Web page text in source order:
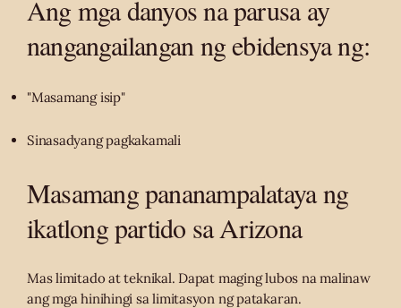
Ang mga danyos na parusa ay
nangangailangan ng ebidensya ng:
"Masamang isip"
Sinasadyang pagkakamali
Masamang pananampalataya ng
ikatlong partido sa Arizona
Mas limitado at teknikal. Dapat maging lubos na malinaw
ang mga hinihingi sa limitasyon ng patakaran.